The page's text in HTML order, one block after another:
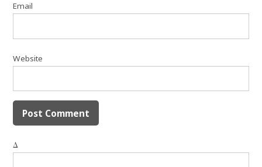
Email
Website
Δ